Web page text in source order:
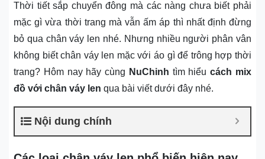
Thời tiết sắp chuyển đông mà các nàng chưa biết phải
mặc gì vừa thời trang mà vẫn ấm áp thì nhất định đừng
bỏ qua chân váy len nhé. Nhưng nhiều người phân vân
không biết chân váy len mặc với áo gì để trông hợp thời
trang? Hôm nay hãy cùng NuChinh tìm hiểucách mix
đồ với chân váy len qua bài viết dưới đây nhé.
Nội dung chính